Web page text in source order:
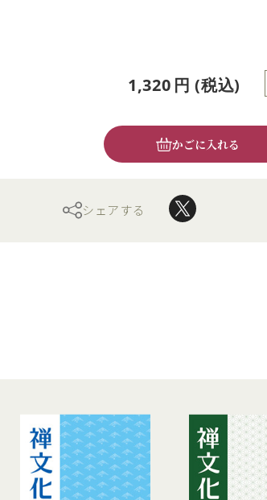
1,320 円 (税込)
かごに入れる
シェアする